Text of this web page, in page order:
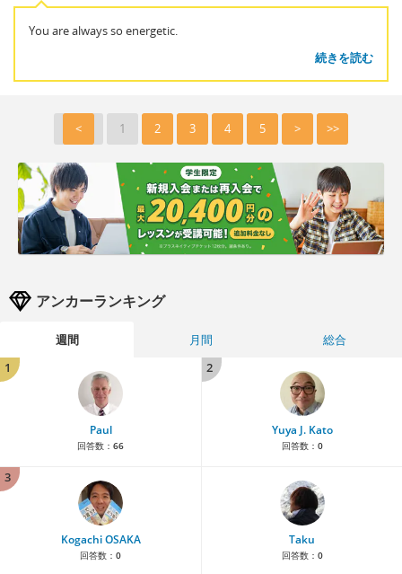
You are always so energetic.
続きを読む
< 1 2 3 4 5 > >>
アンカーランキング
週間 月間
総合
1
Paul
回答数： 66
2
Yuya J. Kato
回答数： 0
3
Kogachi OSAKA
回答数： 0
Taku
回答数： 0